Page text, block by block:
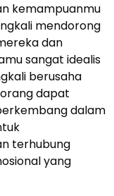
kemampuanmu
mendorong
dan
sangat idealis
berusaha
dapat
dalam
terhubung
yang